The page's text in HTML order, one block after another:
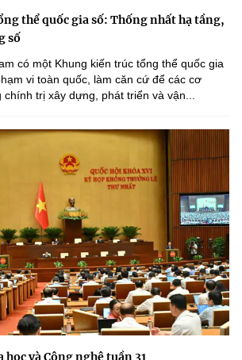
thể quốc gia số: Thống nhất hạ tầng,
số
có một Khung kiến trúc tổng thể quốc gia
vi toàn quốc, làm căn cứ để các cơ
trị xây dựng, phát triển và vận...
học và Công nghệ tuần 31